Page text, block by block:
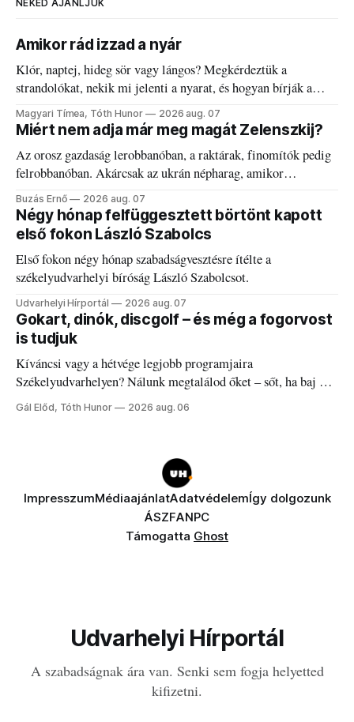
NEKED AJÁNLJUK
Amikor rád izzad a nyár
Klór, naptej, hideg sör vagy lángos? Megkérdeztük a
strandolókat, nekik mi jelenti a nyarat, és hogyan bírják a
kánikulát.
Magyari Tímea, Tóth Hunor 2026 aug. 07
Miért nem adja már meg magát Zelenszkij?
Az orosz gazdaság lerobbanóban, a raktárak, finomítók pedig
felrobbanóban. Akárcsak az ukrán népharag, amikor
elégedetlen vezetőivel.
Buzás Ernő 2026 aug. 07
Négy hónap felfüggesztett börtönt kapott
első fokon László Szabolcs
Első fokon négy hónap szabadságvesztésre ítélte a
székelyudvarhelyi bíróság László Szabolcsot.
Udvarhelyi Hírportál 2026 aug. 07
Gokart, dinók, discgolf – és még a fogorvost
is tudjuk
Kíváncsi vagy a hétvége legjobb programjaira
Székelyudvarhelyen? Nálunk megtalálod őket – sőt, ha baj van
a fogaddal, a fogorvosi ügyeletet is!
Gál Előd, Tóth Hunor 2026 aug. 06
ImpresszumMédiaajánlatAdatvédelemÍgy dolgozunk
ÁSZFANPC
Támogatta Ghost
Udvarhelyi Hírportál
A szabadságnak ára van. Senki sem fogja helyetted
kifizetni.